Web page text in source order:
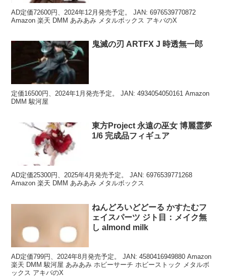
AD定価72600円、2024年12月発売予定。 JAN: 6976539770872
Amazon 楽天 DMM あみあみ メタルボックス アキバのX
鬼滅の刃 ARTFX J 時透無一郎
定価16500円、2024年1月発売予定。 JAN: 4934054050161 Amazon
DMM 駿河屋
東方Project 永遠の巫女 博麗霊夢
1/6 完成品フィギュア
AD定価25300円、2025年4月発売予定。 JAN: 6976539771268
Amazon 楽天 DMM あみあみ メタルボックス
ねんどろいどどーる かすたむフ
ェイスパーツ ジト目：メイク無
し almond milk
AD定価799円、2024年8月発売予定。 JAN: 4580416949880 Amazon
楽天 DMM 駿河屋 あみあみ ホビーサーチ ホビーストック メタルボ
ックス アキバのX